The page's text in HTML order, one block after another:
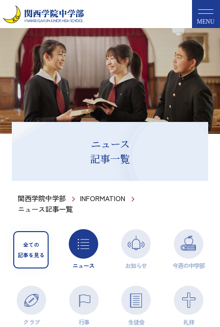
MENU
ニュース
記事一覧
関西学院中学部
INFORMATION
ニュース記事一覧
全ての
記事を見る
ニュース お知らせ 今週の中学部
クラブ 行事 生徒会 礼拝